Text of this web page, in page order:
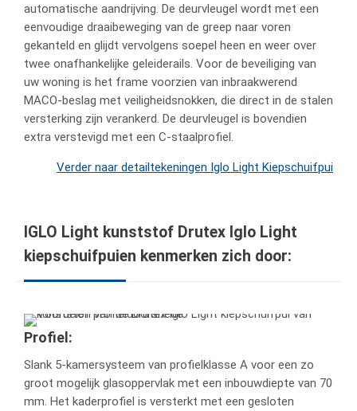
automatische aandrijving. De deurvleugel wordt met een
eenvoudige draaibeweging van de greep naar voren
gekanteld en glijdt vervolgens soepel heen en weer over
twee onafhankelijke geleiderails. Voor de beveiliging van
uw woning is het frame voorzien van inbraakwerend
MACO-beslag met veiligheidsnokken, die direct in de stalen
versterking zijn verankerd. De deurvleugel is bovendien
extra verstevigd met een C-staalprofiel.
Verder naar detailtekeningen Iglo Light Kiepschuifpui
IGLO Light kunststof Drutex Iglo Light
kiepschuifpuien kenmerken zich door:
Profiel:
Slank 5-kamersysteem van profielklasse A voor een zo
groot mogelijk glasoppervlak met een inbouwdiepte van 70
mm. Het kaderprofiel is versterkt met een gesloten